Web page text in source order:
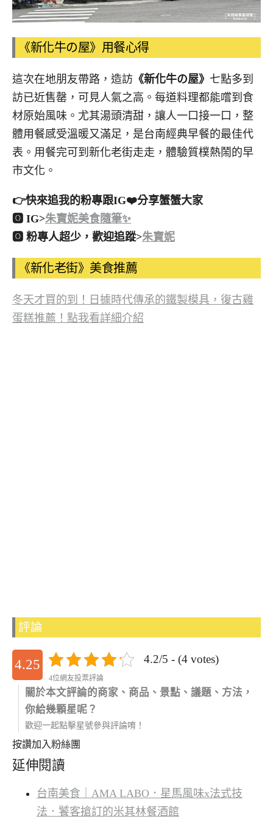
《新化牛の屋》用餐心得
這次在地朋友帶路，造訪 《新化牛の屋》 七點多到
訪已近售罄，可見人氣之高。每道料理都能嚐到食
材原始風味。尤其湯頭清甜，讓人一口接一口，整
體用餐感受溫暖又滿足，是台南經典早餐的最佳代
表。用餐完可到新化老街走走，體驗質樸熱鬧的早
市文化。
👉快來追我的粉專跟IG❤️分享蟹蟹大家
🅾 IG>朱寶妮美食隨筆✨
🅾 粉專人超少，歡迎追蹤>朱寶妮
《新化老街》美食推薦
冬天才買的到！日據時代傳承的鐵製模具，復古雞
蛋糕推薦！點我看詳細介紹
評論
4.25 4.2/5 - (4 votes)
4位網友投票評論
關於本文評論的商家、商品、景點、議題、方法，
你給幾顆星呢？
歡迎一起點擊星號參與評論唷！
按讚加入粉絲團
延伸閱讀
台南美食｜AMA LABO．星馬風味x法式技
法．饕客搶訂的米其林餐酒館